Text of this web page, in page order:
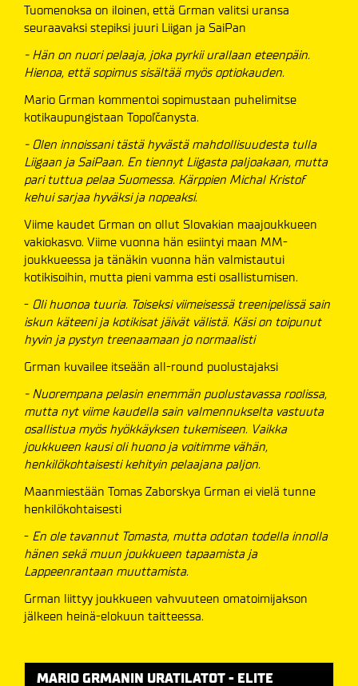
Tuomenoksa on iloinen, että Grman valitsi uransa
seuraavaksi stepiksi juuri Liigan ja SaiPan
- Hän on nuori pelaaja, joka pyrkii urallaan eteenpäin.
Hienoa, että sopimus sisältää myös optiokauden.
Mario Grman kommentoi sopimustaan puhelimitse
kotikaupungistaan Topoľčanysta.
- Olen innoissani tästä hyvästä mahdollisuudesta tulla
Liigaan ja SaiPaan. En tiennyt Liigasta paljoakaan, mutta
pari tuttua pelaa Suomessa. Kärppien Michal Kristof
kehui sarjaa hyväksi ja nopeaksi.
Viime kaudet Grman on ollut Slovakian maajoukkueen
vakiokasvo. Viime vuonna hän esiintyi maan MM-
joukkueessa ja tänäkin vuonna hän valmistautui
kotikisoihin, mutta pieni vamma esti osallistumisen.
- Oli huonoa tuuria. Toiseksi viimeisessä treenipelissä sain
iskun käteeni ja kotikisat jäivät välistä. Käsi on toipunut
hyvin ja pystyn treenaamaan jo normaalisti
Grman kuvailee itseään all-round puolustajaksi
- Nuorempana pelasin enemmän puolustavassa roolissa,
mutta nyt viime kaudella sain valmennukselta vastuuta
osallistua myös hyökkäyksen tukemiseen. Vaikka
joukkueen kausi oli huono ja voitimme vähän,
henkilökohtaisesti kehityin pelaajana paljon.
Maanmiestään Tomas Zaborskya Grman ei vielä tunne
henkilökohtaisesti
- En ole tavannut Tomasta, mutta odotan todella innolla
hänen sekä muun joukkueen tapaamista ja
Lappeenrantaan muuttamista.
Grman liittyy joukkueen vahvuuteen omatoimijakson
jälkeen heinä-elokuun taitteessa.
MARIO GRMANIN URATILATOT - ELITE